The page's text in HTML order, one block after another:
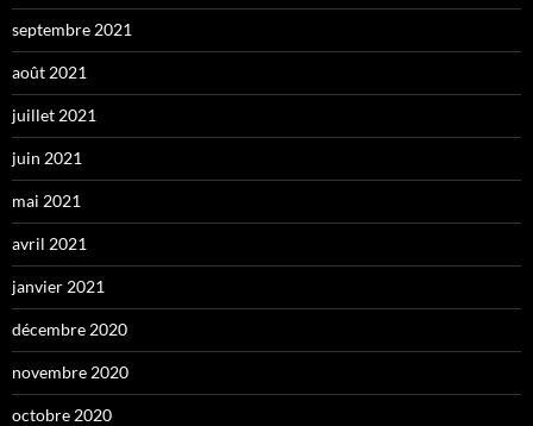
septembre 2021
août 2021
juillet 2021
juin 2021
mai 2021
avril 2021
janvier 2021
décembre 2020
novembre 2020
octobre 2020